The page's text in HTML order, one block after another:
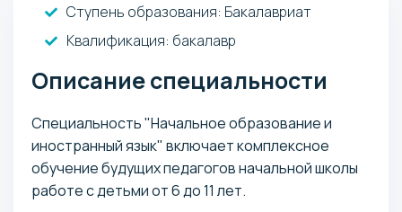
Основы биологии: 40 баллов
Профессиональное испытание по
: 40 баллов
Ступень образования: Бакалавриат
Квалификация: бакалавр
Описание специальности
Специальность "Начальное образование и
иностранный язык" включает комплексное
обучение будущих педагогов начальной школы
работе с детьми от 6 до 11 лет.